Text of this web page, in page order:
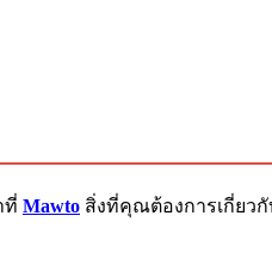
ที่ Mawto สิ่งที่คุณต้องการเกี่ยว